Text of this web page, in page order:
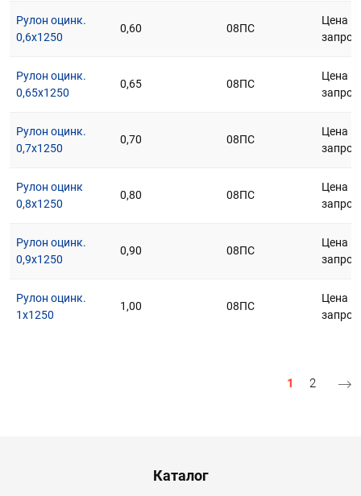
Рулон оцинк.
0,6х1250
0,60 08ПС
Цена
Рулон оцинк.
0,65х1250
0,65 08ПС
Цена
Рулон оцинк.
0,7х1250
0,70 08ПС
Цена
Рулон оцинк
0,8х1250
0,80 08ПС
Цена
Рулон оцинк.
0,9х1250
0,90 08ПС
Цена
Рулон оцинк.
1х1250
1,00 08ПС
Цена
Текущая
1 Страница
2
Каталог